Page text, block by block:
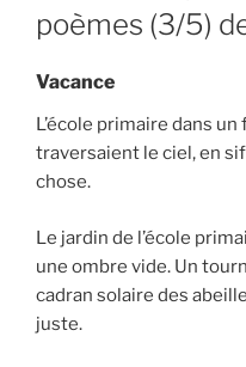
poèmes (3/5)
Vacance
L’école primaire dans
traversaient le ciel, en
chose.
Le jardin de l’école
une ombre vide. Un
cadran solaire des
juste.